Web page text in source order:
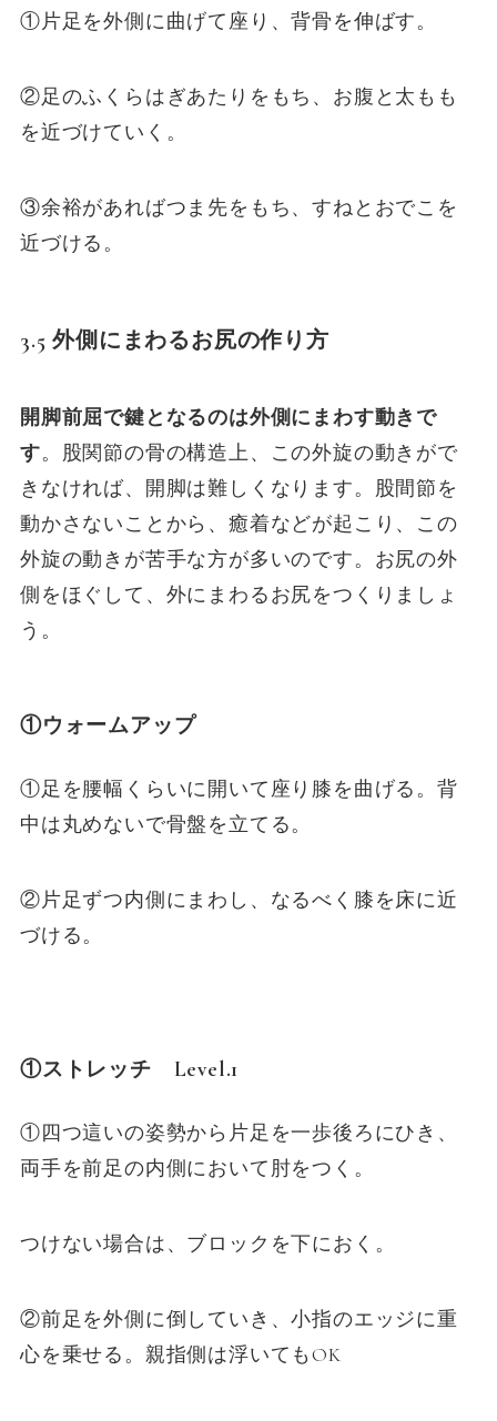
①片足を外側に曲げて座り、背骨を伸ばす。
②足のふくらはぎあたりをもち、お腹と太もも
を近づけていく。
③余裕があればつま先をもち、すねとおでこを
近づける。
3.5 外側にまわるお尻の作り方
開脚前屈で鍵となるのは外側にまわす動きで
す。股関節の骨の構造上、この外旋の動きがで
きなければ、開脚は難しくなります。股間節を
動かさないことから、癒着などが起こり、この
外旋の動きが苦手な方が多いのです。お尻の外
側をほぐして、外にまわるお尻をつくりましょ
う。
①ウォームアップ
①足を腰幅くらいに開いて座り膝を曲げる。背
中は丸めないで骨盤を立てる。
②片足ずつ内側にまわし、なるべく膝を床に近
づける。
①ストレッチ Level.1
①四つ這いの姿勢から片足を一歩後ろにひき、
両手を前足の内側において肘をつく。
つけない場合は、ブロックを下におく。
②前足を外側に倒していき、小指のエッジに重
心を乗せる。親指側は浮いてもOK